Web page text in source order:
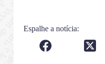
Espalhe a notícia: